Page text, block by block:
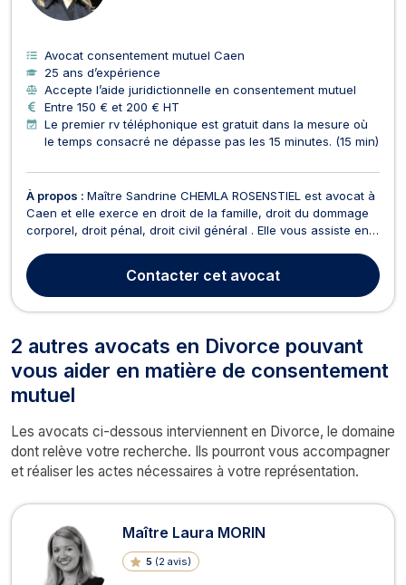
Avocat consentement mutuel Caen
25 ans d’expérience
Accepte l’aide juridictionnelle en consentement mutuel
Entre 150 € et 200 € HT
Le premier rv téléphonique est gratuit dans la mesure où
le temps consacré ne dépasse pas les 15 minutes. (15 min)
À propos : Maître Sandrine CHEMLA ROSENSTIEL est avocat à
Caen et elle exerce en droit de la famille, droit du dommage
corporel, droit pénal, droit civil général . Elle vous assiste en
garde des enfants, droit de visite, demandes de pensions
alimentaires, autorité parent...
Contacter cet avocat
2 autres avocats en Divorce pouvant
vous aider en matière de consentement
mutuel
Les avocats ci-dessous interviennent en Divorce, le domaine
dont relève votre recherche. Ils pourront vous accompagner
et réaliser les actes nécessaires à votre représentation.
Maître Laura MORIN
5 (2 avis)